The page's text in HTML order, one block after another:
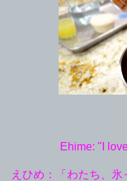
Ehime: "I
えひめ：「わたち、氷